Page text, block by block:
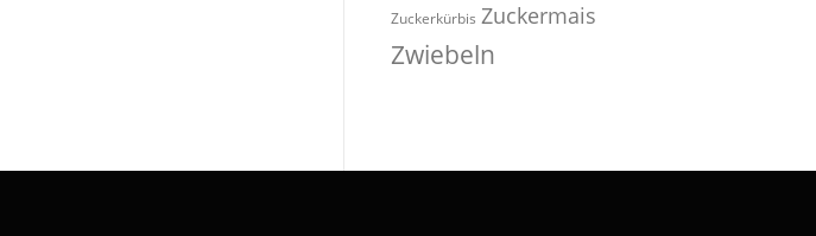
Zuckerkürbis Zuckermais
Zwiebeln